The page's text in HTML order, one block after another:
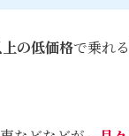
の低価格で乗れ